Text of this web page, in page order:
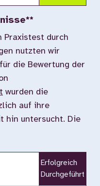
Praxistest durch
nutzten wir
die Bewertung der
wurden die
auf ihre
hin untersucht. Die
Erfolgreich
Durchgeführt